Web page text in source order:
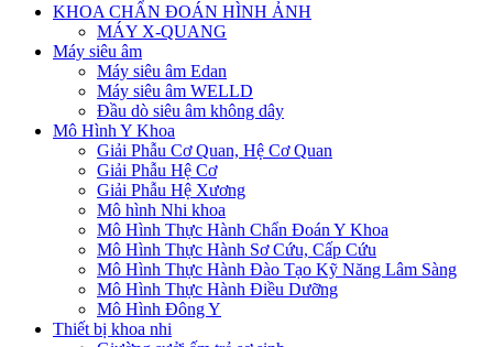
KHOA CHẨN ĐOÁN HÌNH ẢNH
MÁY X-QUANG
Máy siêu âm
Máy siêu âm Edan
Máy siêu âm WELLD
Đầu dò siêu âm không dây
Mô Hình Y Khoa
Giải Phẫu Cơ Quan, Hệ Cơ Quan
Giải Phẫu Hệ Cơ
Giải Phẫu Hệ Xương
Mô hình Nhi khoa
Mô Hình Thực Hành Chẩn Đoán Y Khoa
Mô Hình Thực Hành Sơ Cứu, Cấp Cứu
Mô Hình Thực Hành Đào Tạo Kỹ Năng Lâm Sàng
Mô Hình Thực Hành Điều Dưỡng
Mô Hình Đông Y
Thiết bị khoa nhi